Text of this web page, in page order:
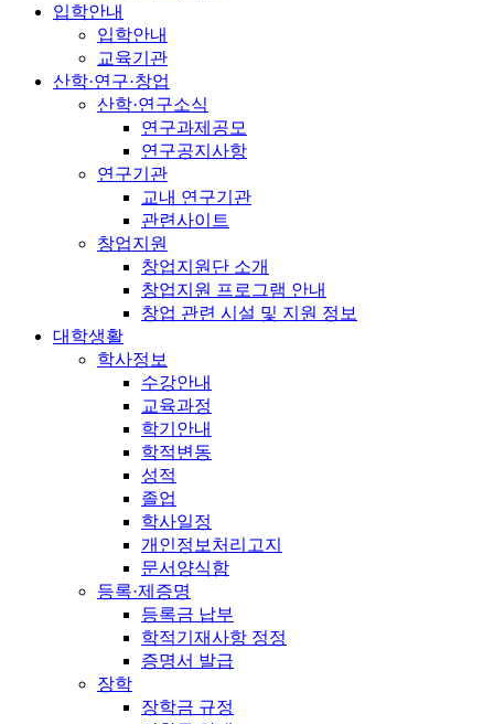
입학안내
입학안내
교육기관
산학·연구·창업
산학·연구소식
연구과제공모
연구공지사항
연구기관
교내 연구기관
관련사이트
창업지원
창업지원단 소개
창업지원 프로그램 안내
창업 관련 시설 및 지원 정보
대학생활
학사정보
수강안내
교육과정
학기안내
학적변동
성적
졸업
학사일정
개인정보처리고지
문서양식함
등록·제증명
등록금 납부
학적기재사항 정정
증명서 발급
장학
장학금 규정